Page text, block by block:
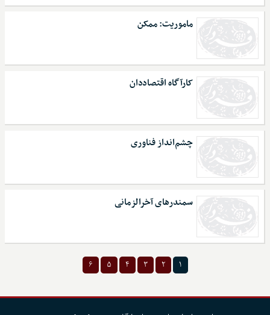
ماموریت: ممکن
کارآگاه اقتصاددان
چشم‌انداز فناوری
سمندرهای آخرالزمانی
۱ ۲ ۳ ۴ ۵ ۶